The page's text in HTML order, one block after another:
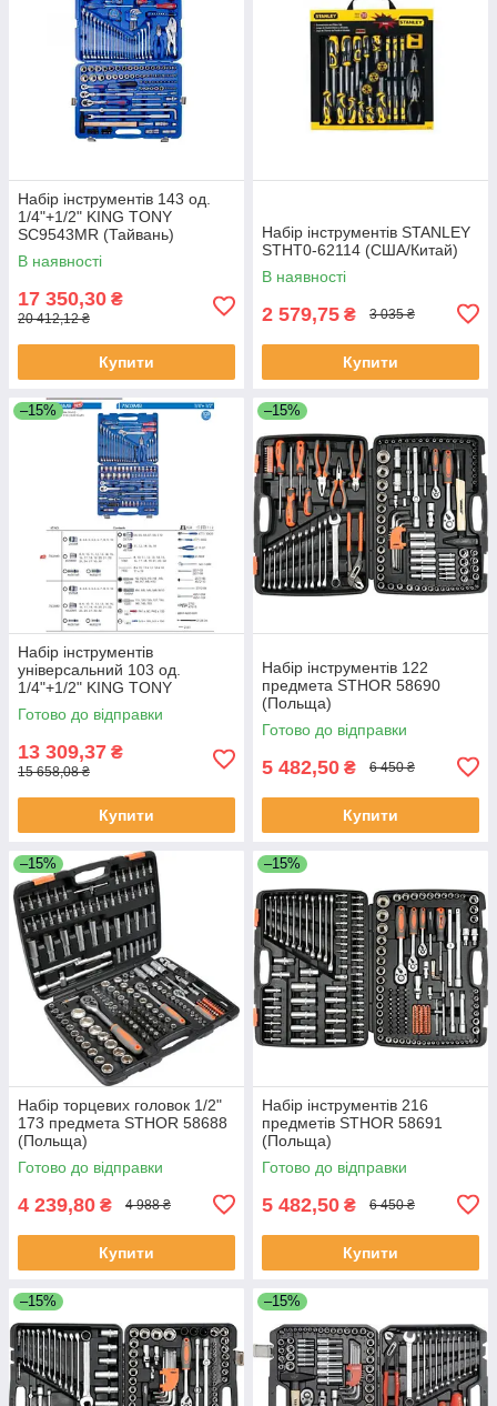
Набір інструментів 143 од.
1/4"+1/2" KING TONY
SC9543MR (Тайвань)
В наявності
17 350,30 ₴
20 412,12 ₴
Купити
Набір інструментів STANLEY
STHT0-62114 (США/Китай)
В наявності
2 579,75 ₴ 3 035 ₴
Купити
–15%
Набір інструментів
універсальний 103 од.
1/4"+1/2" KING TONY
7503MR (Тайвань)
Готово до відправки
13 309,37 ₴
15 658,08 ₴
Купити
–15%
Набір інструментів 122
предмета STHOR 58690
(Польща)
Готово до відправки
5 482,50 ₴ 6 450 ₴
Купити
–15%
Набір торцевих головок 1/2"
173 предмета STHOR 58688
(Польща)
Готово до відправки
4 239,80 ₴ 4 988 ₴
Купити
–15%
Набір інструментів 216
предметів STHOR 58691
(Польща)
Готово до відправки
5 482,50 ₴ 6 450 ₴
Купити
–15% –15%